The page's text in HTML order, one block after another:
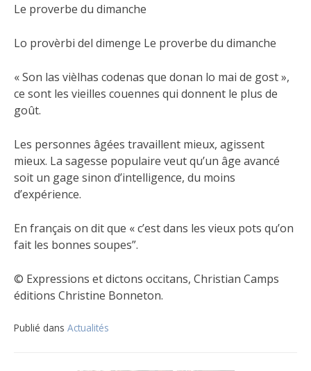
Le proverbe du dimanche
Lo provèrbi del dimenge Le proverbe du dimanche
« Son las vièlhas codenas que donan lo mai de gost »,
ce sont les vieilles couennes qui donnent le plus de
goût.
Les personnes âgées travaillent mieux, agissent
mieux. La sagesse populaire veut qu’un âge avancé
soit un gage sinon d’intelligence, du moins
d’expérience.
En français on dit que « c’est dans les vieux pots qu’on
fait les bonnes soupes”.
© Expressions et dictons occitans, Christian Camps
éditions Christine Bonneton.
Publié dans Actualités